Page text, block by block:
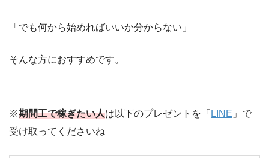
「でも何から始めればいいか分からない」
そんな方におすすめです。
※期間工で稼ぎたい人は以下のプレゼントを「 LINE 」で
受け取ってくださいね